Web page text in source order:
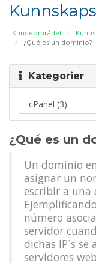
Kundeområdet
¿Qué es un dominio?
Kategorier
¿Qué es un
Un dominio
asignar un
escribir a una
número
servidor
dichas IP´s
servidores